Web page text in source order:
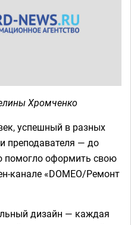
Хромченко
успешный в разных
преподавателя — до
помогло оформить свою
канале «DOMEO/Ремонт
дизайн — каждая